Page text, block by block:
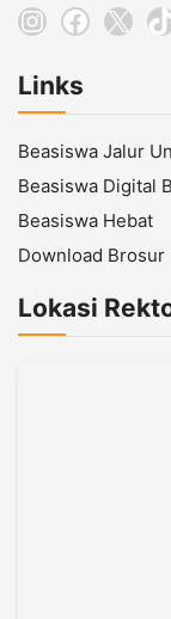
Instagram
X
Links
Beasiswa Jalur
Beasiswa Digital
Beasiswa Hebat
Download Brosur
Lokasi